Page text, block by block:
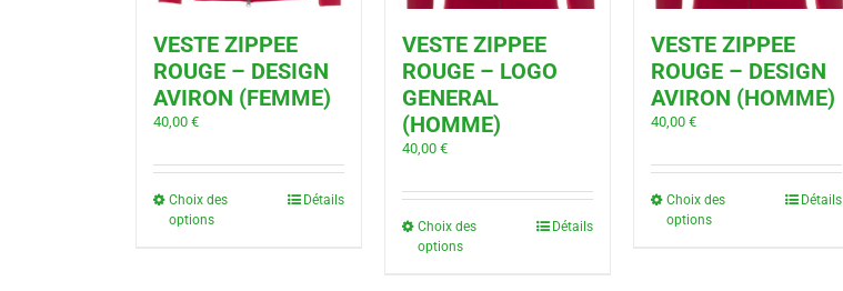
VESTE ZIPPEE
ROUGE – DESIGN
AVIRON (FEMME)
40,00 €
Choix des
options
Détails
VESTE ZIPPEE
ROUGE – LOGO
GENERAL
(HOMME)
40,00 €
Choix des
options
Détails
VESTE ZIPPEE
ROUGE – DESIGN
AVIRON (HOMME)
40,00 €
Choix des
options
Détails